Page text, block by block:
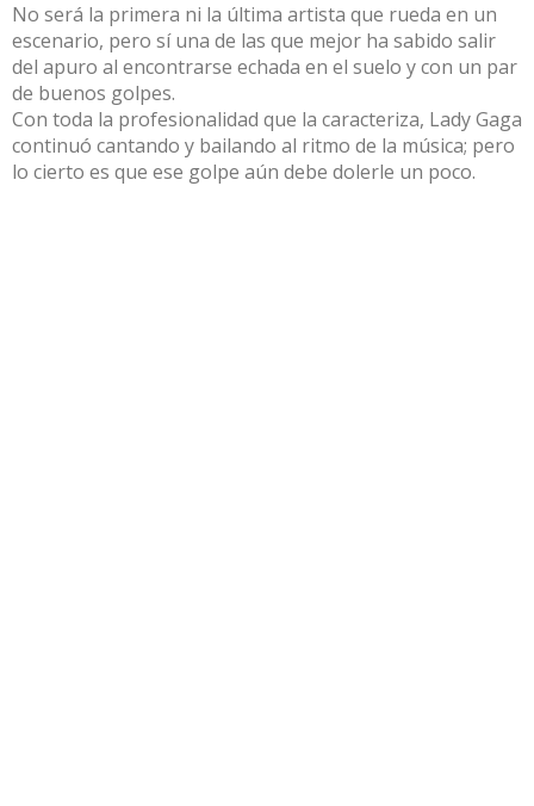
No será la primera ni la última artista que rueda en un
escenario, pero sí una de las que mejor ha sabido salir
del apuro al encontrarse echada en el suelo y con un par
de buenos golpes.
Con toda la profesionalidad que la caracteriza, Lady Gaga
continuó cantando y bailando al ritmo de la música; pero
lo cierto es que ese golpe aún debe dolerle un poco.